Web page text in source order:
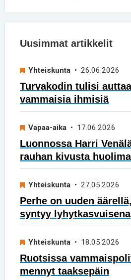
Uusimmat artikkelit
Yhteiskunta • 26.06.2026
Turvakodin tulisi
vammaisia ihmisiä
Vapaa-aika • 17.06.2026
Luonnossa Harri
rauhan kivusta
Yhteiskunta • 27.05.2026
Perhe on uuden
syntyy lyhytkasvuisena
Yhteiskunta • 18.05.2026
Ruotsissa
mennyt taaksepäin